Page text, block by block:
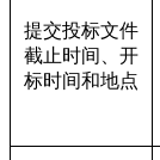
提交投标文件
截止时间、开
标时间和地点